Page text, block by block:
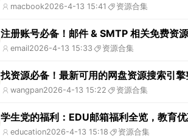
macbook2026-4-13 15:41 资源合集
注册账号必备！邮件 & SMTP 相关免费资
email2026-4-13 15:33 资源合集
找资源必备！最新可用的网盘资源搜索引
wangpan2026-4-13 15:22 资源合集
学生党的福利：EDU邮箱福利全览，教育
education2026-4-13 15:18 资源合集